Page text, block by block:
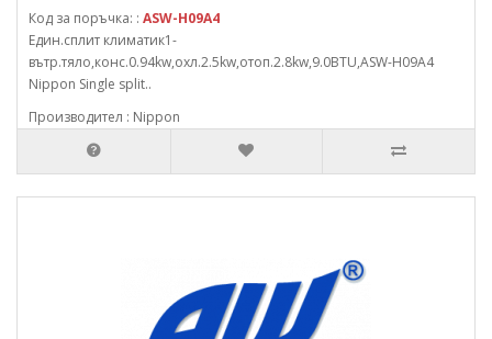
Код за поръчка: : ASW-H09A4
Един.сплит климатик1-
вътр.тяло,конс.0.94kw,охл.2.5kw,отоп.2.8kw,9.0BTU,ASW-H09A4
Nippon Single split..
Производител : Nippon